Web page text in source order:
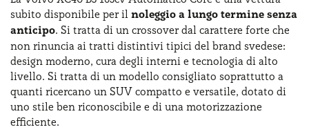
subito disponibile per il noleggio a lungo termine senza
anticipo. Si tratta di un crossover dal carattere forte che
non rinuncia ai tratti distintivi tipici del brand svedese:
design moderno, cura degli interni e tecnologia di alto
livello. Si tratta di un modello consigliato soprattutto a
quanti ricercano un SUV compatto e versatile, dotato di
uno stile ben riconoscibile e di una motorizzazione
efficiente.